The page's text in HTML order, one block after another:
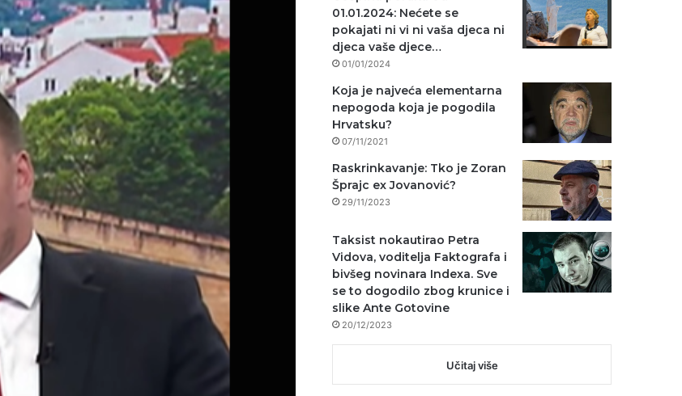
01.01.2024: Nećete se
pokajati ni vi ni vaša djeca ni
djeca vaše djece…
01/01/2024
Koja je najveća elementarna
nepogoda koja je pogodila
Hrvatsku?
07/11/2021
Raskrinkavanje: Tko je Zoran
Šprajc ex Jovanović?
29/11/2023
Taksist nokautirao Petra
Vidova, voditelja Faktografa i
bivšeg novinara Indexa. Sve
se to dogodilo zbog krunice i
slike Ante Gotovine
20/12/2023
Učitaj više